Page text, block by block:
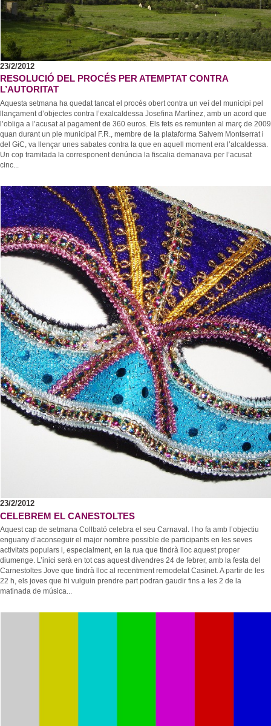
23/2/2012
RESOLUCIÓ DEL PROCÉS PER ATEMPTAT CONTRA
L’AUTORITAT
Aquesta setmana ha quedat tancat el procés obert contra un veí del municipi pel
llançament d’objectes contra l’exalcaldessa Josefina Martínez, amb un acord que
l’obliga a l’acusat al pagament de 360 euros. Els fets es remunten al març de 2009
quan durant un ple municipal F.R., membre de la plataforma Salvem Montserrat i
del GiC, va llençar unes sabates contra la que en aquell moment era l’alcaldessa.
Un cop tramitada la corresponent denúncia la fiscalia demanava per l’acusat
cinc...
23/2/2012
CELEBREM EL CANESTOLTES
Aquest cap de setmana Collbató celebra el seu Carnaval. I ho fa amb l’objectiu
enguany d’aconseguir el major nombre possible de participants en les seves
activitats populars i, especialment, en la rua que tindrà lloc aquest proper
diumenge. L’inici serà en tot cas aquest divendres 24 de febrer, amb la festa del
Carnestoltes Jove que tindrà lloc al recentment remodelat Casinet. A partir de les
22 h, els joves que hi vulguin prendre part podran gaudir fins a les 2 de la
matinada de música...